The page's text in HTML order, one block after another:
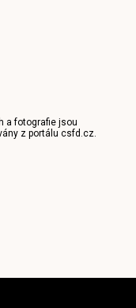
a fotografie jsou
z portálucsfd.cz.